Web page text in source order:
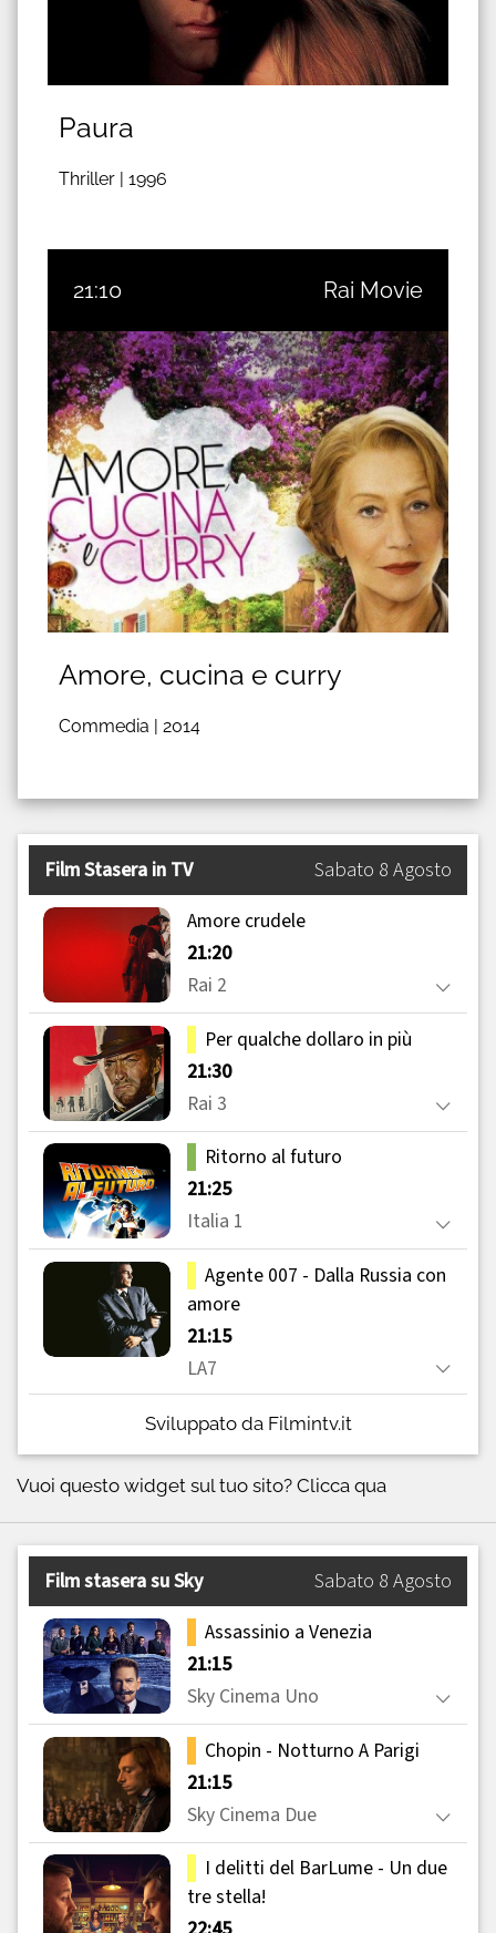
Paura
Thriller | 1996
21:10 Rai Movie
Amore, cucina e curry
Commedia | 2014
Sviluppato da Filmintv.it
Vuoi questo widget sul tuo sito? Clicca qua